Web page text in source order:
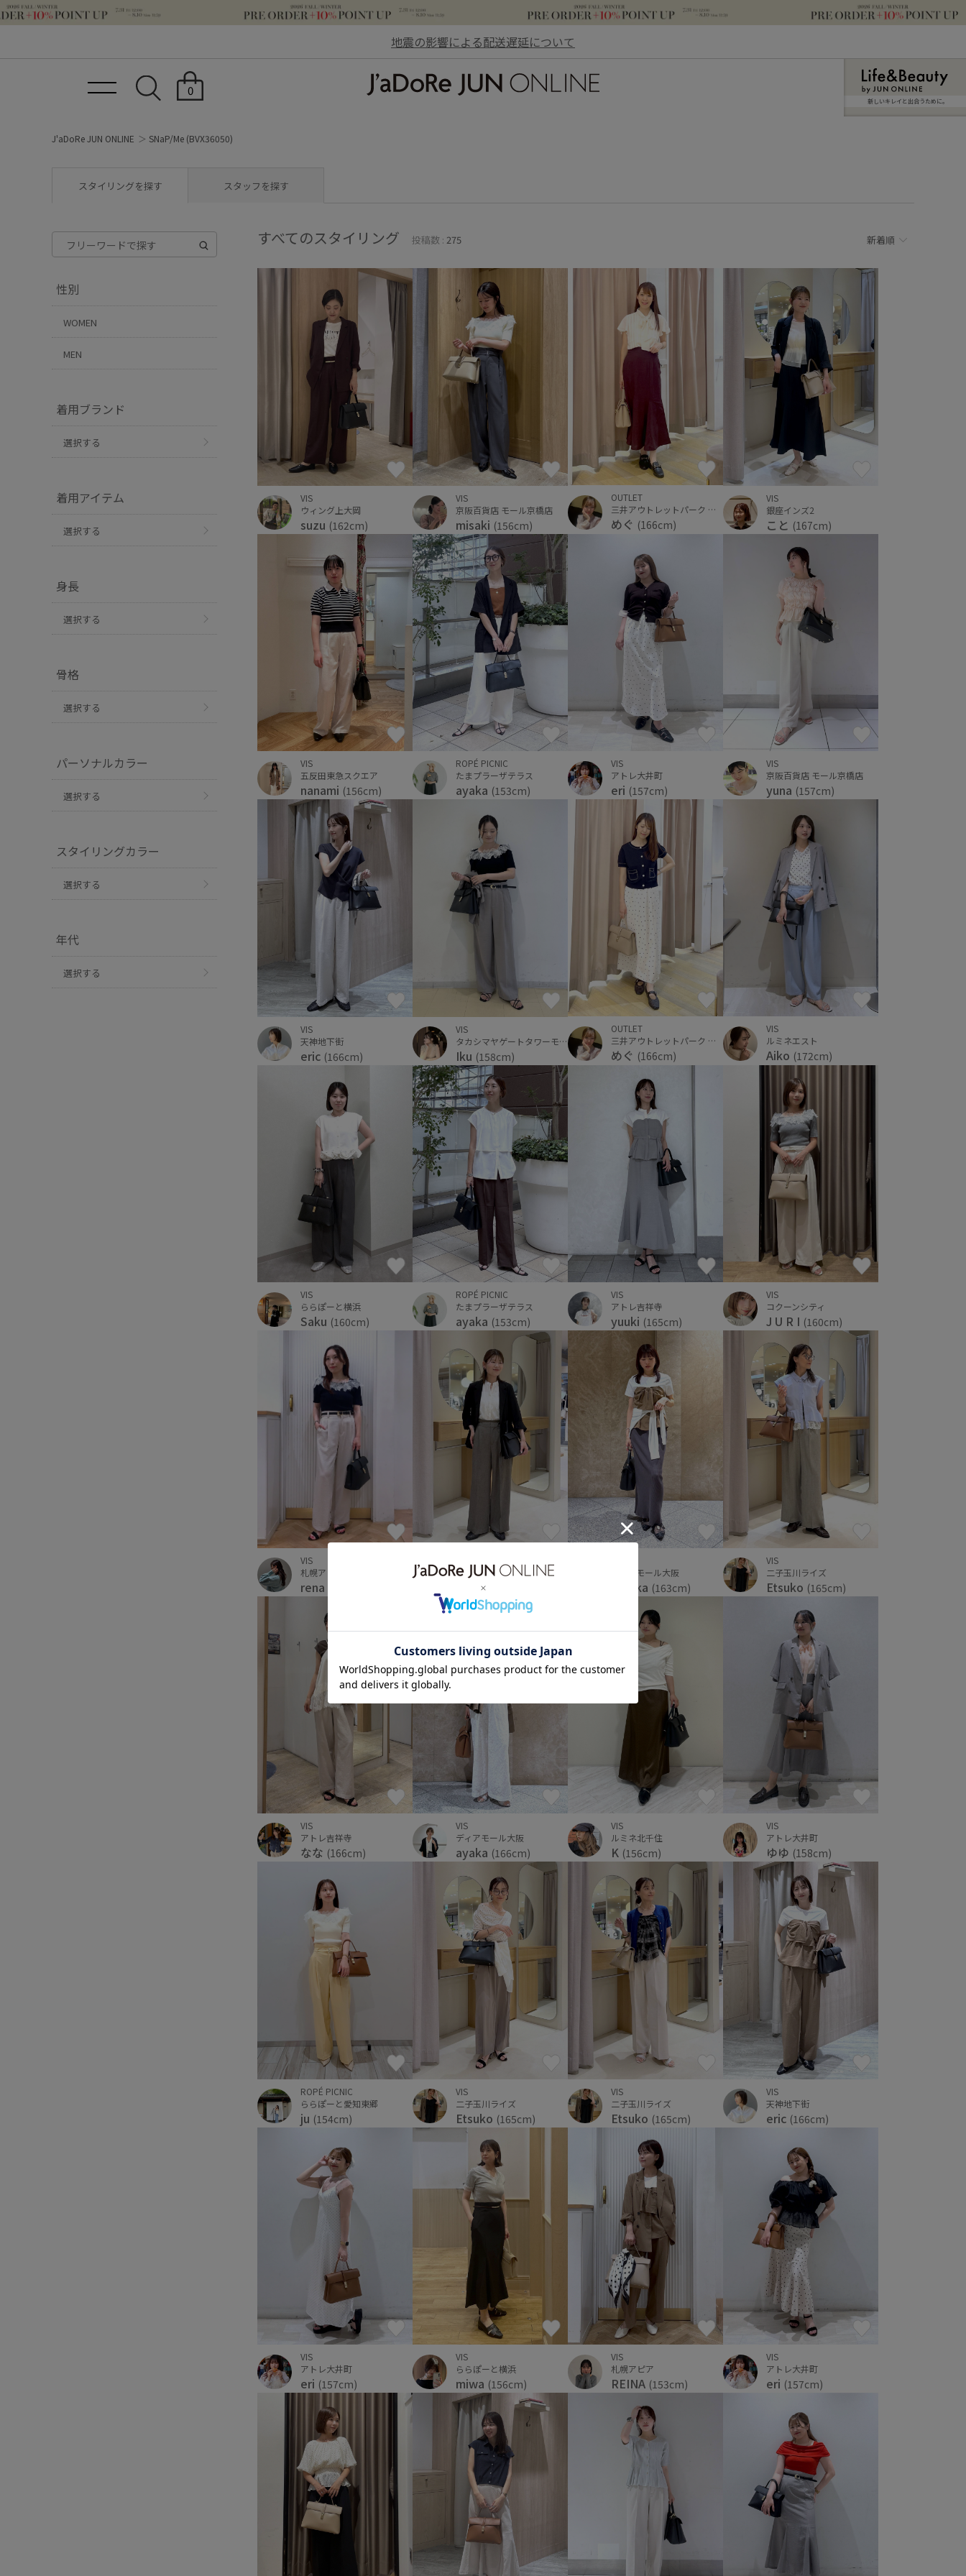
地震の影響による配送遅延について
0
新しいキレイと出合うために。
J'aDoRe JUN ONLINE SNaP/Me (BVX36050)
スタイリングを探す スタッフを探す
性別
WOMEN
MEN
着用ブランド
選択する
着用アイテム
選択する
身長
選択する
骨格
選択する
パーソナルカラー
選択する
スタイリングカラー
選択する
年代
選択する
すべてのスタイリング 投稿数 : 275 新着順
VIS
ウィング上大岡
suzu (162cm)
VIS
京阪百貨店 モール京橋店
misaki (156cm)
OUTLET
三井アウトレットパーク 仙台港
めぐ (166cm)
VIS
銀座インズ2
こと (167cm)
VIS
五反田東急スクエア
nanami (156cm)
ROPÉ PICNIC
たまプラーザテラス
ayaka (153cm)
VIS
アトレ大井町
eri (157cm)
VIS
京阪百貨店 モール京橋店
yuna (157cm)
VIS
天神地下街
eric (166cm)
VIS
タカシマヤゲートタワーモール
Iku (158cm)
OUTLET
三井アウトレットパーク 仙台港
めぐ (166cm)
VIS
ルミネエスト
Aiko (172cm)
VIS
ららぽーと横浜
Saku (160cm)
ROPÉ PICNIC
たまプラーザテラス
ayaka (153cm)
VIS
アトレ吉祥寺
yuuki (165cm)
VIS
コクーンシティ
J U R I (160cm)
VIS
札幌アピア
rena
銀座インズ2
こと(167cm)
ディアモール大阪
tanaka (163cm)
VIS
二子玉川ライズ
Etsuko (165cm)
VIS
アトレ吉祥寺
なな (166cm)
VIS
ディアモール大阪
ayaka (166cm)
VIS
ルミネ北千住
K (156cm)
VIS
アトレ大井町
ゆゆ (158cm)
ROPÉ PICNIC
ららぽーと愛知東郷
ju (154cm)
VIS
二子玉川ライズ
Etsuko (165cm)
VIS
二子玉川ライズ
Etsuko (165cm)
VIS
天神地下街
eric (166cm)
VIS
アトレ大井町
eri (157cm)
VIS
ららぽーと横浜
miwa (156cm)
VIS
札幌アピア
REINA (153cm)
VIS
アトレ大井町
eri (157cm)